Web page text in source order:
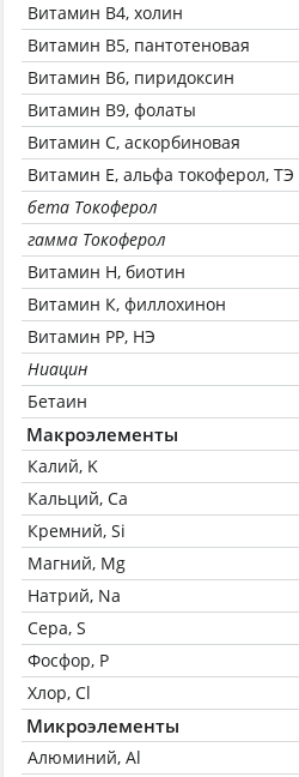
Витамин В4, холин
Витамин В5, пантотеновая
Витамин В6, пиридоксин
Витамин В9, фолаты
Витамин C, аскорбиновая
Витамин Е, альфа токоферол, ТЭ
бета Токоферол
гамма Токоферол
Витамин Н, биотин
Витамин К, филлохинон
Витамин РР, НЭ
Ниацин
Бетаин
Макроэлементы
Калий, K
Кальций, Ca
Кремний, Si
Магний, Mg
Натрий, Na
Сера, S
Фосфор, P
Хлор, Cl
Микроэлементы
Алюминий, Al